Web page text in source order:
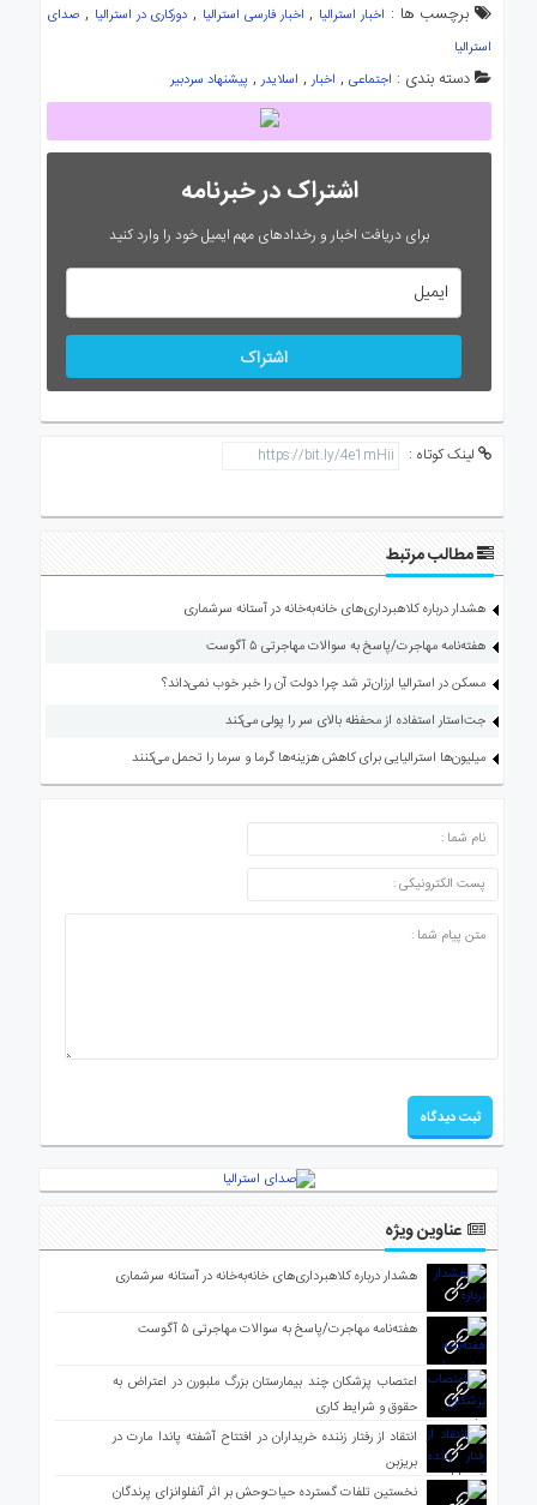
برچسب ها : اخبار استرالیا , اخبار فارسی استرالیا , دورکاری در استرالیا , صدای
استرالیا
دسته بندی : اجتماعی, اخبار, اسلایدر, پیشنهاد سردبیر
اشتراک در خبرنامه
برای دریافت اخبار و رخدادهای مهم ایمیل خود را وارد کنید
اشتراک
لینک کوتاه :
مطالب مرتبط
هشدار درباره کلاهبرداری‌های خانه‌به‌خانه در آستانه سرشماری
هفته‌نامه مهاجرت/پاسخ به سوالات مهاجرتی ۵ آگوست
مسکن در استرالیا ارزان‌تر شد چرا دولت آن را خبر خوب نمی‌داند؟
جت‌استار استفاده از محفظه بالای سر را پولی می‌کند
میلیون‌ها استرالیایی برای کاهش هزینه‌ها گرما و سرما را تحمل می‌کنند
ارسال دیدگاه
عناوین ویژه
هشدار درباره کلاهبرداری‌های خانه‌به‌خانه در آستانه سرشماری
هفته‌نامه مهاجرت/پاسخ به سوالات مهاجرتی ۵ آگوست
اعتصاب پزشکان چند بیمارستان بزرگ ملبورن در اعتراض به
حقوق و شرایط کاری
انتقاد از رفتار زننده خریداران در افتتاح آشفته پاندا مارت در
بریزبن
نخستین تلفات گسترده حیات‌وحش بر اثر آنفلوانزای پرندگان